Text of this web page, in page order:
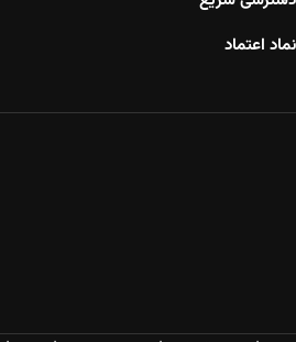
نماد اعتماد